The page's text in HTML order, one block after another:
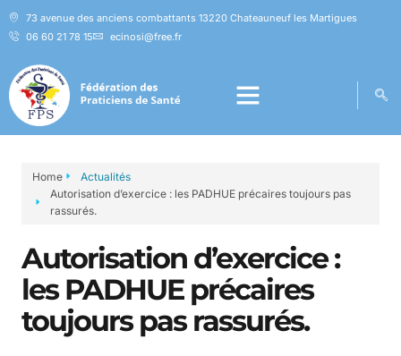
73 avenue des anciens combattants 13220 Chateauneuf les Martigues
06 60 21 78 15
ecinosi@free.fr
Home
Actualités
Autorisation d’exercice : les PADHUE précaires toujours pas
rassurés.​
Autorisation d’exercice :
les PADHUE précaires
toujours pas rassurés.​